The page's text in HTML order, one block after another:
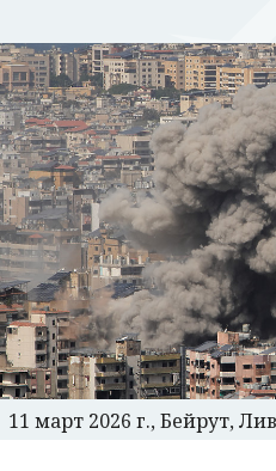
11 март 2026 г., Бейрут,